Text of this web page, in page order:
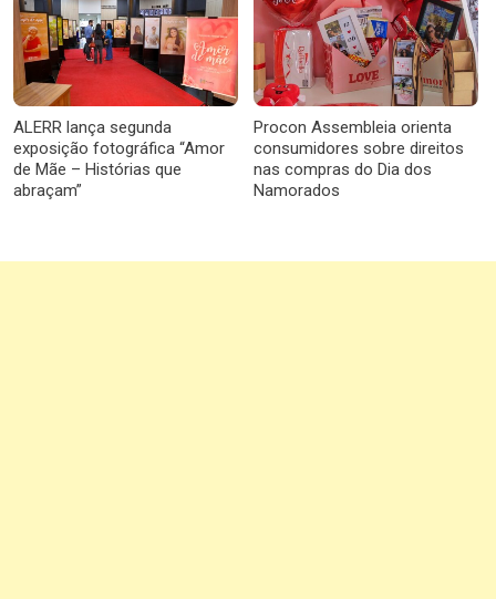
ALERR lança segunda
exposição fotográfica “Amor
de Mãe – Histórias que
abraçam”
Procon Assembleia orienta
consumidores sobre direitos
nas compras do Dia dos
Namorados